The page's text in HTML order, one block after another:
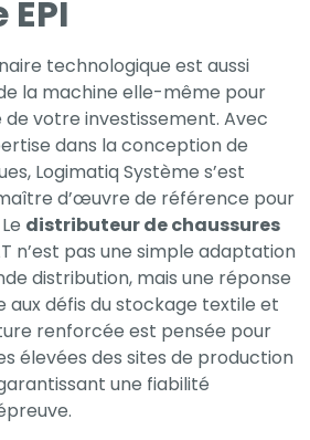
technologique est aussi
la machine elle-même pour
votre investissement. Avec
dans la conception de
Logimatiq Système s’est
d’œuvre de référence pour
distributeur de chaussures
n’est pas une simple adaptation
distribution, mais une réponse
aux défis du stockage textile et
renforcée est pensée pour
élevées des sites de production
une fiabilité